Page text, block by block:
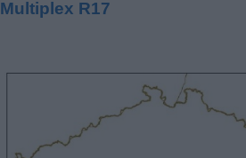
Multiplex R17